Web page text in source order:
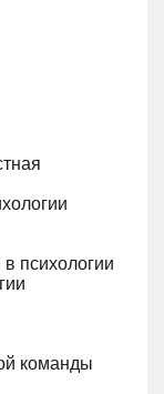
психологии
команды